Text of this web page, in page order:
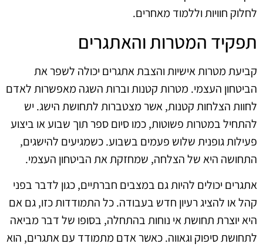
לחלוק חוויות וללמוד מאחרים.
תפקיד המטרות והאתגרים
קביעת מטרות אישיות והצבת אתגרים יכולה לשפר את
הביטחון העצמי. מטרות קטנות וברות השגה מאפשרות לאדם
לחוות הצלחות קטנות, אשר מצטברות לתחושת הישג. יש
להתחיל במטרות פשוטות, כמו סיום ספר תוך שבוע או ביצוע
פעילות גופנית שלוש פעמים בשבוע. כשמגיעים להישגים,
התחושה היא של הצלחה, שמחזקת את הביטחון העצמי.
אתגרים יכולים להיות גם במצבים חברתיים, כגון לדבר בפני
קהל או להציג רעיון חדש בעבודה. כל התמודדות כזו, גם אם
היא יוצרת תחושת אי נוחות בהתחלה, בסופו של דבר מביאה
לתחושת סיפוק וגאווה. כאשר אדם מתמודד עם אתגרים, הוא